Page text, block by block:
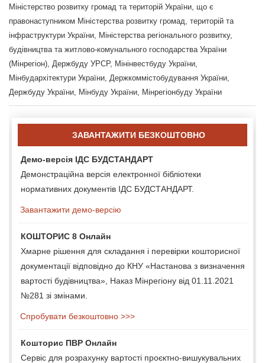
Міністерство розвитку громад та територій України, що є
правонаступником Міністерства розвитку громад, територій та
інфраструктури України, Міністерства регіонального розвитку,
будівництва та житлово-комунального господарства України
(Мінрегіон), Держбуду УРСР, Мінінвестбуду України,
Мінбудархітектури України, Держкоммістобудування України,
Держбуду України, Мінбуду України, Мінрегіонбуду України
ЗАВАНТАЖИТИ БЕЗКОШТОВНО
Демо-версія ІДС БУДСТАНДАРТ
Демонстраційна версія електронної бібліотеки
нормативних документів ІДС БУДСТАНДАРТ.
Завантажити демо-версію
КОШТОРИС 8 Онлайн
Хмарне рішення для складання і перевірки кошторисної
документації відповідно до КНУ «Настанова з визначення
вартості будівництва», Наказ Мінрегіону від 01.11.2021
№281 зі змінами.
Спробувати безкоштовно >>>
Кошторис ПВР Онлайн
Сервіс для розрахунку вартості проєктно-вишукувальних